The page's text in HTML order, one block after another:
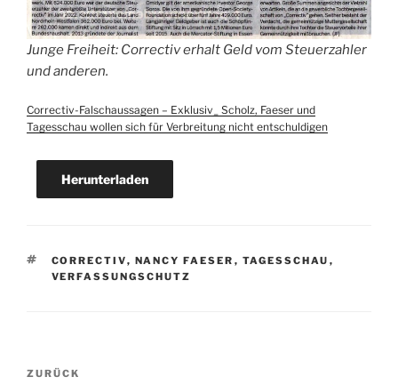
Junge Freiheit: Correctiv erhalt Geld vom Steuerzahler
und anderen.
Correctiv-Falschaussagen – Exklusiv_ Scholz, Faeser und
Tagesschau wollen sich für Verbreitung nicht entschuldigen
Herunterladen
SCHLAGWÖRTER
CORRECTIV, NANCY FAESER , TAGESSCHAU ,
VERFASSUNGSCHUTZ
Beitragsnavigation
Vorheriger
ZURÜCK